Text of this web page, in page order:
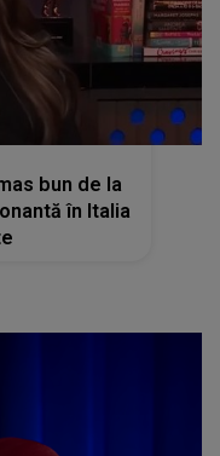
bun de la
în Italia